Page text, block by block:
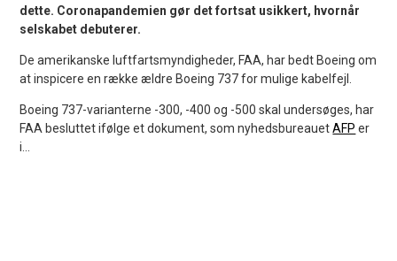
dette. Coronapandemien gør det fortsat usikkert, hvornår
selskabet debuterer.
De amerikanske luftfartsmyndigheder, FAA, har bedt Boeing om
at inspicere en række ældre Boeing 737 for mulige kabelfejl.
Boeing 737-varianterne -300, -400 og -500 skal undersøges, har
FAA besluttet ifølge et dokument, som nyhedsbureauetAFP er
i...